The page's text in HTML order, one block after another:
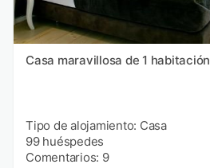
Casa maravillosa de 1 habitación
Tipo de alojamiento: Casa
99 huéspedes
Comentarios: 9